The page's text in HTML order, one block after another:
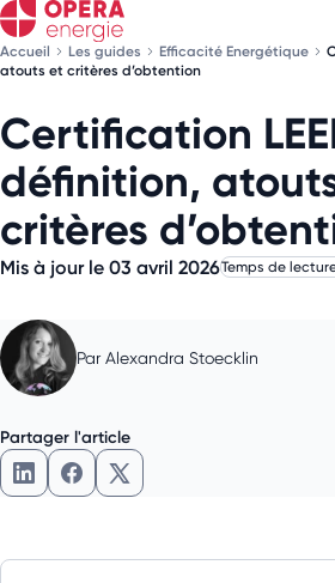
Accueil Les guides Efficacité Energétique
atouts et critères d’obtention
Certification
définition,
critères
Mis à jour le 03 avril 2026Temps de
Par Alexandra Stoecklin
Partager l'article
Partager l'article sur LinkedIn
Partager l'article sur Facebook
Partager l'article sur X
Découvrez nos
Choisissez les newsletters qui vous